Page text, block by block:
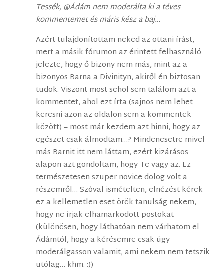
Tessék, @Ádám nem moderálta ki a téves
kommentemet és máris kész a baj…
Azért tulajdonítottam neked az ottani írást,
mert a másik fórumon az érintett felhasználó
jelezte, hogy ő bizony nem más, mint az a
bizonyos Barna a Divinityn, akiről én biztosan
tudok. Viszont most sehol sem találom azt a
kommentet, ahol ezt írta (sajnos nem lehet
keresni azon az oldalon sem a kommentek
között) – most már kezdem azt hinni, hogy az
egészet csak álmodtam…? Mindenesetre mivel
más Barnit itt nem láttam, ezért kizárásos
alapon azt gondoltam, hogy Te vagy az. Ez
természetesen szuper novice dolog volt a
részemről… Szóval ismételten, elnézést kérek –
ez a kellemetlen eset örök tanulság nekem,
hogy ne írjak elhamarkodott postokat
(különösen, hogy láthatóan nem várhatom el
Ádámtól, hogy a kérésemre csak úgy
moderálgasson valamit, ami nekem nem tetszik
utólag… khm. :))